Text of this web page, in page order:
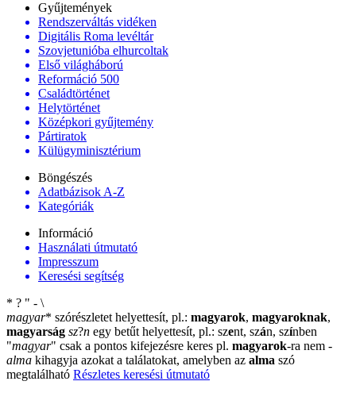
Gyűjtemények
Rendszerváltás vidéken
Digitális Roma levéltár
Szovjetunióba elhurcoltak
Első világháború
Reformáció 500
Családtörténet
Helytörténet
Középkori gyűjtemény
Pártiratok
Külügyminisztérium
Böngészés
Adatbázisok A-Z
Kategóriák
Információ
Használati útmutató
Impresszum
Keresési segítség
* ? " - \
magyar* szórészletet helyettesít, pl.: magyarok, magyaroknak,
magyarság sz?n egy betűt helyettesít, pl.: szent, szán, színben
"magyar" csak a pontos kifejezésre keres pl. magyarok-ra nem -
alma kihagyja azokat a találatokat, amelyben az alma szó
megtalálható Részletes keresési útmutató